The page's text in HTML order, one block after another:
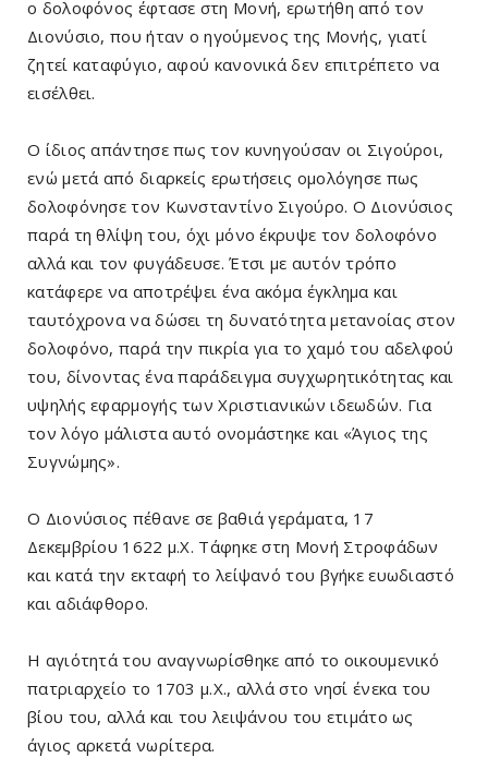
ο δολοφόνος έφτασε στη Μονή, ερωτήθη από τον
Διονύσιο, που ήταν ο ηγούμενος της Μονής, γιατί
ζητεί καταφύγιο, αφού κανονικά δεν επιτρέπετο να
εισέλθει.
Ο ίδιος απάντησε πως τον κυνηγούσαν οι Σιγούροι,
ενώ μετά από διαρκείς ερωτήσεις ομολόγησε πως
δολοφόνησε τον Κωνσταντίνο Σιγούρο. Ο Διονύσιος
παρά τη θλίψη του, όχι μόνο έκρυψε τον δολοφόνο
αλλά και τον φυγάδευσε. Έτσι με αυτόν τρόπο
κατάφερε να αποτρέψει ένα ακόμα έγκλημα και
ταυτόχρονα να δώσει τη δυνατότητα μετανοίας στον
δολοφόνο, παρά την πικρία για το χαμό του αδελφού
του, δίνοντας ένα παράδειγμα συγχωρητικότητας και
υψηλής εφαρμογής των Χριστιανικών ιδεωδών. Για
τον λόγο μάλιστα αυτό ονομάστηκε και «Άγιος της
Συγνώμης».
Ο Διονύσιος πέθανε σε βαθιά γεράματα, 17
Δεκεμβρίου 1622 μ.Χ. Τάφηκε στη Μονή Στροφάδων
και κατά την εκταφή το λείψανό του βγήκε ευωδιαστό
και αδιάφθορο.
Η αγιότητά του αναγνωρίσθηκε από το οικουμενικό
πατριαρχείο το 1703 μ.Χ., αλλά στο νησί ένεκα του
βίου του, αλλά και του λειψάνου του ετιμάτο ως
άγιος αρκετά νωρίτερα.